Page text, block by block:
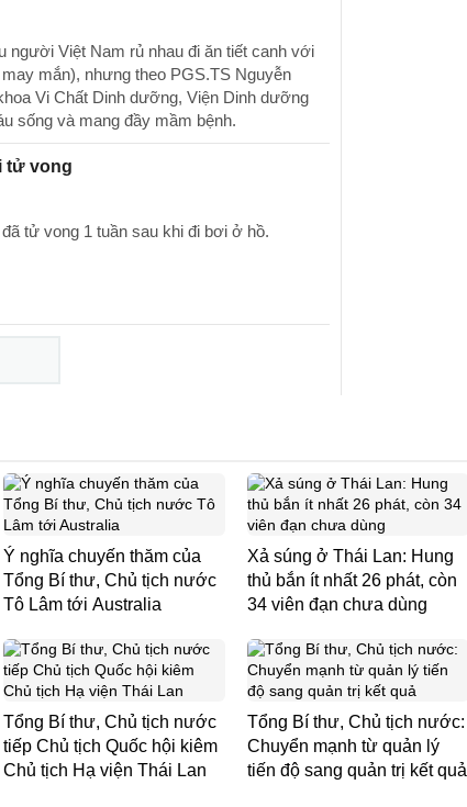
người Việt Nam rủ nhau đi ăn tiết canh với
mắn), nhưng theo PGS.TS Nguyễn
Vi Chất Dinh dưỡng, Viện Dinh dưỡng
sống và mang đầy mầm bệnh.
tử vong
tử vong 1 tuần sau khi đi bơi ở hồ.
Ý nghĩa chuyến thăm của
Tổng Bí thư, Chủ tịch nước
Tô Lâm tới Australia
Xả súng ở Thái Lan: Hung
thủ bắn ít nhất 26 phát, còn
34 viên đạn chưa dùng
Tổng Bí thư, Chủ tịch nước
tiếp Chủ tịch Quốc hội kiêm
Chủ tịch Hạ viện Thái Lan
Tổng Bí thư, Chủ tịch nước:
Chuyển mạnh từ quản lý
tiến độ sang quản trị kết quả